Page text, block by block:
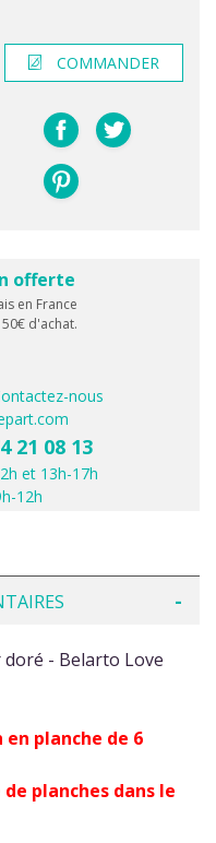
COMMANDER
offerte
en France
d'achat.
nous
21 08 13
et 13h-17h
12h
- Belarto Love
planche de 6
planches dans le